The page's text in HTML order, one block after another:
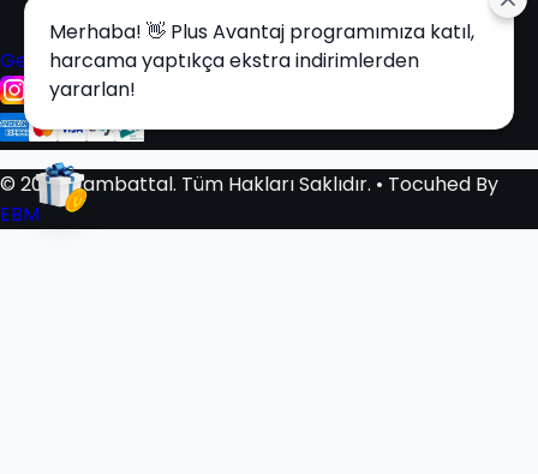
Get it onGoogle Play
© 2025 Tambattal. Tüm Hakları Saklıdır. • Tocuhed By
EBM
Merhaba! 👋 Plus Avantaj programımıza katıl,
harcama yaptıkça ekstra indirimlerden
yararlan!